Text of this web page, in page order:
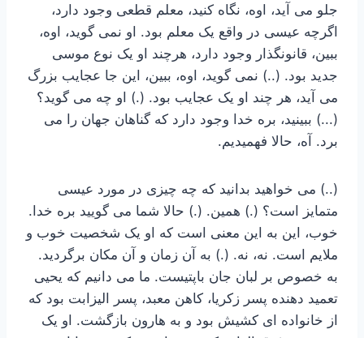
جلو می آید، اوه، نگاه کنید، معلم قطعی وجود دارد،
اگرچه عیسی در واقع یک معلم بود. او نمی گوید، اوه،
ببین، قانونگذار وجود دارد، هرچند او یک نوع موسی
جدید بود. (..) نمی گوید، اوه، ببین، این جا عجایب بزرگ
می آید، هر چند او یک عجایب بود. (.) او چه می گوید؟
(...) ببینید، بره خدا وجود دارد که گناهان جهان را می
برد. آه، حالا فهمیدیم.
(..) می خواهید بدانید که چه چیزی در مورد عیسی
متمایز است؟ (.) همین. (.) حالا شما می گویید بره خدا.
خوب، این به این معنی است که او یک شخصیت خوب و
ملایم است. نه، نه. (.) به آن زمان و آن مکان برگردید.
به خصوص بر لبان جان باپتیست. ما می دانیم که یحیی
تعمید دهنده پسر زکریا، کاهن معبد، پسر الیزابت بود که
از خانواده ای کشیش بود و به هارون بازگشت. او یک